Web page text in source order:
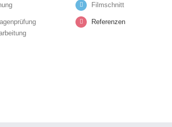
Filmschnitt
Referenzen